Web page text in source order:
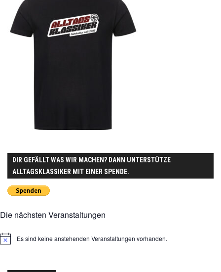
DIR GEFÄLLT WAS WIR MACHEN? DANN UNTERSTÜTZE
ALLTAGSKLASSIKER MIT EINER SPENDE.
Die nächsten Veranstaltungen
HinweisEs sind keine anstehenden Veranstaltungen vorhanden.